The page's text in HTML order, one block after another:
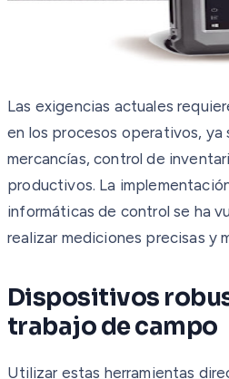
Las exigencias actuales
en los procesos operativos, ya
mercancías, control de
productivos. La
informáticas de control se ha
realizar mediciones precisas y
Dispositivos
trabajo de campo
Utilizar estas herramientas